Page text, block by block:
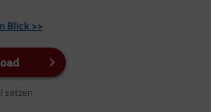
Blick >>
setzen